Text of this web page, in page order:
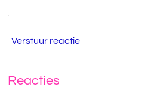
Verstuur reactie
Reacties